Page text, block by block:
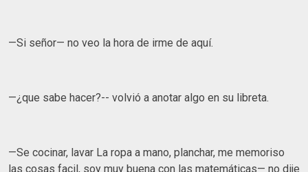
—Si señor— no veo la hora de irme de aquí.
—¿que sabe hacer?-- volvió a anotar algo en su libreta.
—Se cocinar, lavar La ropa a mano, planchar, me memoriso
las cosas facil, soy muy buena con las matemáticas— no dije